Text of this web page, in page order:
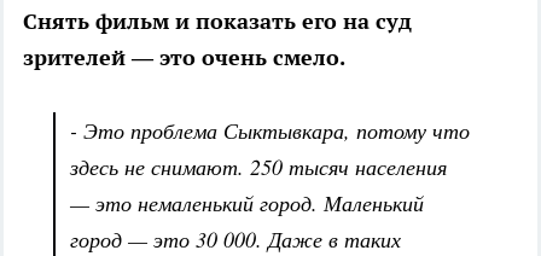
Снять фильм и показать его на суд
зрителей — это очень смело.
- Это проблема Сыктывкара, потому что
здесь не снимают. 250 тысяч населения
— это немаленький город. Маленький
город — это 30 000. Даже в таких